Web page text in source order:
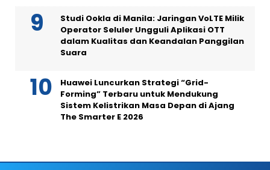
Studi Ookla di Manila: Jaringan VoLTE Milik
Operator Seluler Ungguli Aplikasi OTT
dalam Kualitas dan Keandalan Panggilan
Suara
Huawei Luncurkan Strategi “Grid-
Forming” Terbaru untuk Mendukung
Sistem Kelistrikan Masa Depan di Ajang
The Smarter E 2026